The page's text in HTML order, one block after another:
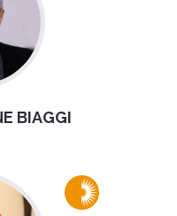
BIAGGI